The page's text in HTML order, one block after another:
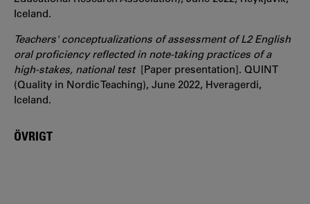
Iceland.
Teachers' conceptualizations of assessment of L2 English
oral proficiency reflected in note-taking practices of a
high-stakes, national test[Paper presentation]. QUINT
(Quality in Nordic Teaching), June 2022, Hveragerdi,
Iceland.
ÖVRIGT